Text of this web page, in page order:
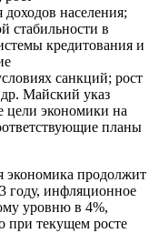
доходов населения;
стабильности в
кредитования и
санкций; рост
Майский указ
цели экономики на
планы
экономика продолжит
году, инфляционное
уровню в 4%,
при текущем росте